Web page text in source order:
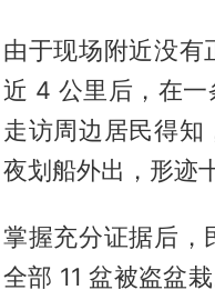
由于现场附近没有
近 4 公里后，在一
走访周边居民得知
夜划船外出，形迹
掌握充分证据后，
全部 11 盆被盗盆